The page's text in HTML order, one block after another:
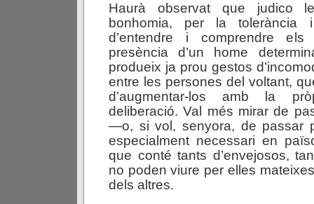
Haurà observat que judico
bonhomia, per la
d’entendre i comprendre
presència d’un home
produeix ja prou gestos
entre les persones del voltant,
d’augmentar-los amb la
deliberació. Val més mirar de
—o, si vol, senyora, de passar
especialment necessari en
que conté tants d’envejosos,
no poden viure per elles
dels altres.